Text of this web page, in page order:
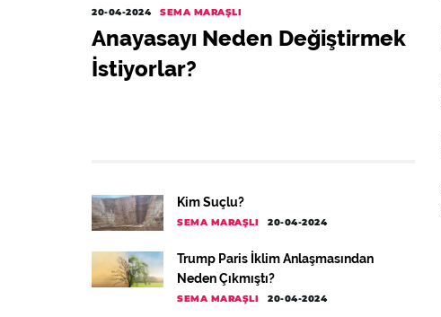
20-04-2024 SEMA MARAŞLI
Anayasayı Neden Değiştirmek
İstiyorlar?
Kim Suçlu?
SEMA MARAŞLI 20-04-2024
Trump Paris İklim Anlaşmasından
Neden Çıkmıştı?
SEMA MARAŞLI 20-04-2024